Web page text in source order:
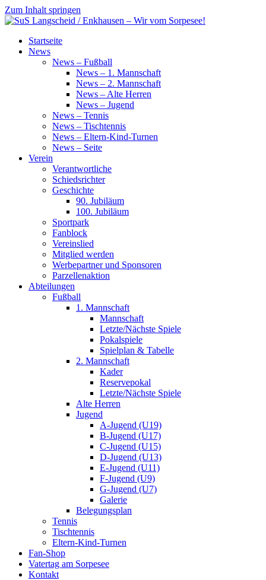
Zum Inhalt springen
SuS
Langscheid
Startseite
News
News – Fußball
News – 1. Mannschaft
News – 2. Mannschaft
News – Alte Herren
News – Jugend
News – Tennis
News – Tischtennis
News – Eltern-Kind-Turnen
News – Seite
Verein
Verantwortliche
Schiedsrichter
Geschichte
90. Jubiläum
100. Jubiläum
Sportpark
Fanblock
Vereinslied
Mitglied werden
Werbepartner und Sponsoren
Parzellenaktion
Abteilungen
Fußball
1. Mannschaft
Mannschaft
Letzte/Nächste Spiele
Pokalspiele
Spielplan & Tabelle
2. Mannschaft
Kader
Reservepokal
Letzte/Nächste Spiele
Alte Herren
Jugend
A-Jugend (U19)
B-Jugend (U17)
C-Jugend (U15)
D-Jugend (U13)
E-Jugend (U11)
F-Jugend (U9)
G-Jugend (U7)
Galerie
Belegungsplan
Tennis
Tischtennis
Eltern-Kind-Turnen
Fan-Shop
Vatertag am Sorpesee
Kontakt